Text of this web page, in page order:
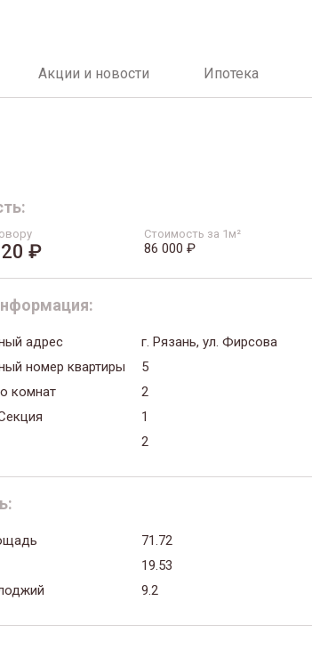
Акции и новости Ипотека
₽
Стоимость за 1м²
86 000 ₽
адрес
г. Рязань, ул. Фирсова
номер квартиры
5
комнат
2
1
2
71.72
19.53
9.2